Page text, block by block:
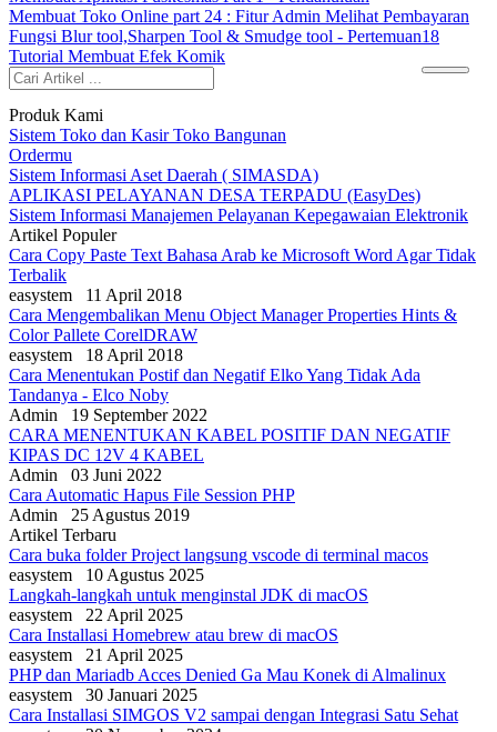
Membuat Toko Online part 24 : Fitur Admin Melihat Pembayaran
Fungsi Blur tool,Sharpen Tool & Smudge tool - Pertemuan18
Tutorial Membuat Efek Komik
Produk Kami
Sistem Toko dan Kasir Toko Bangunan
Ordermu
Sistem Informasi Aset Daerah ( SIMASDA)
APLIKASI PELAYANAN DESA TERPADU (EasyDes)
Sistem Informasi Manajemen Pelayanan Kepegawaian Elektronik
Artikel Populer
Cara Copy Paste Text Bahasa Arab ke Microsoft Word Agar Tidak
Terbalik
easystem 11 April 2018
Cara Mengembalikan Menu Object Manager Properties Hints &
Color Pallete CorelDRAW
easystem 18 April 2018
Cara Menentukan Postif dan Negatif Elko Yang Tidak Ada
Tandanya - Elco Noby
Admin 19 September 2022
CARA MENENTUKAN KABEL POSITIF DAN NEGATIF
KIPAS DC 12V 4 KABEL
Admin 03 Juni 2022
Cara Automatic Hapus File Session PHP
Admin 25 Agustus 2019
Artikel Terbaru
Cara buka folder Project langsung vscode di terminal macos
easystem 10 Agustus 2025
Langkah-langkah untuk menginstal JDK di macOS
easystem 22 April 2025
Cara Installasi Homebrew atau brew di macOS
easystem 21 April 2025
PHP dan Mariadb Acces Denied Ga Mau Konek di Almalinux
easystem 30 Januari 2025
Cara Installasi SIMGOS V2 sampai dengan Integrasi Satu Sehat